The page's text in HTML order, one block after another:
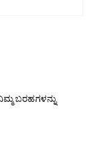
ಬರಹಗಳನ್ನು